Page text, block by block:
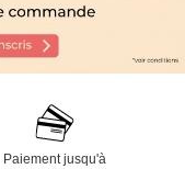
Paiement jusqu'à